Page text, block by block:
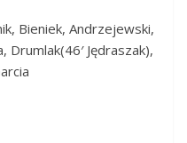
Bieniek, Andrzejewski,
Drumlak(46′ Jędraszak),